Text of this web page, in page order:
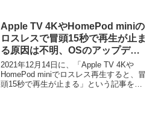
クに解除できたという。これで、i...
Apple TV 4KやHomePod miniの
ロスレスで冒頭15秒で再生が止ま
る原因は不明、OSのアップデー
ト待ち
2021年12月14日に、「Apple TV 4Kや
HomePod miniでロスレス再生すると、冒
頭15秒で再生が止まる」という記事を書